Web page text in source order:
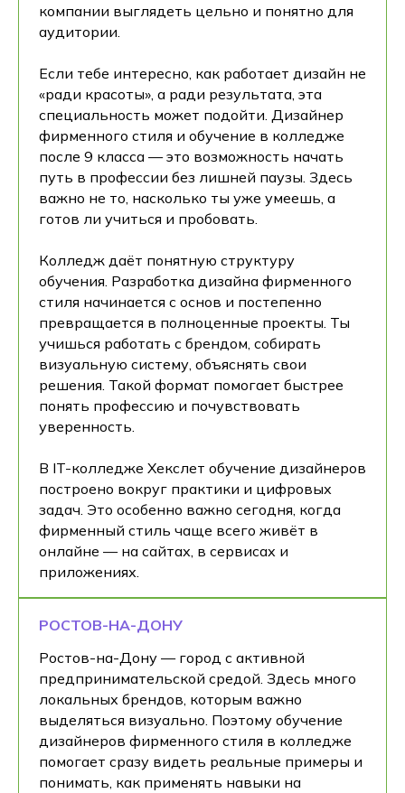
компании выглядеть цельно и понятно для
аудитории.
Если тебе интересно, как работает дизайн не
«ради красоты», а ради результата, эта
специальность может подойти. Дизайнер
фирменного стиля и обучение в колледже
после 9 класса — это возможность начать
путь в профессии без лишней паузы. Здесь
важно не то, насколько ты уже умеешь, а
готов ли учиться и пробовать.
Колледж даёт понятную структуру
обучения. Разработка дизайна фирменного
стиля начинается с основ и постепенно
превращается в полноценные проекты. Ты
учишься работать с брендом, собирать
визуальную систему, объяснять свои
решения. Такой формат помогает быстрее
понять профессию и почувствовать
уверенность.
В IT-колледже Хекслет обучение дизайнеров
построено вокруг практики и цифровых
задач. Это особенно важно сегодня, когда
фирменный стиль чаще всего живёт в
онлайне — на сайтах, в сервисах и
приложениях.
РОСТОВ-НА-ДОНУ
Ростов-на-Дону — город с активной
предпринимательской средой. Здесь много
локальных брендов, которым важно
выделяться визуально. Поэтому обучение
дизайнеров фирменного стиля в колледже
помогает сразу видеть реальные примеры и
понимать, как применять навыки на